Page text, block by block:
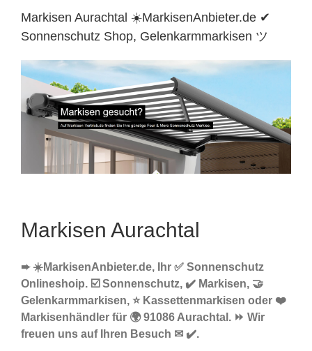
Markisen Aurachtal ☀️MarkisenAnbieter.de ✔
Sonnenschutz Shop, Gelenkarmmarkisen ツ
Markisen Aurachtal
➨ ☀️MarkisenAnbieter.de, Ihr ✅ Sonnenschutz
Onlineshoip. ☑️ Sonnenschutz, ✔️ Markisen, 🤝
Gelenkarmmarkisen, ⭐ Kassettenmarkisen oder ❤️
Markisenhändler für 🌍 91086 Aurachtal. ⏩ Wir
freuen uns auf Ihren Besuch ✉ ✔️.